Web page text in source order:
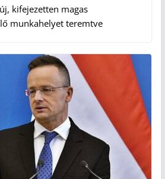
kifejezetten magas
munkahelyet teremtve